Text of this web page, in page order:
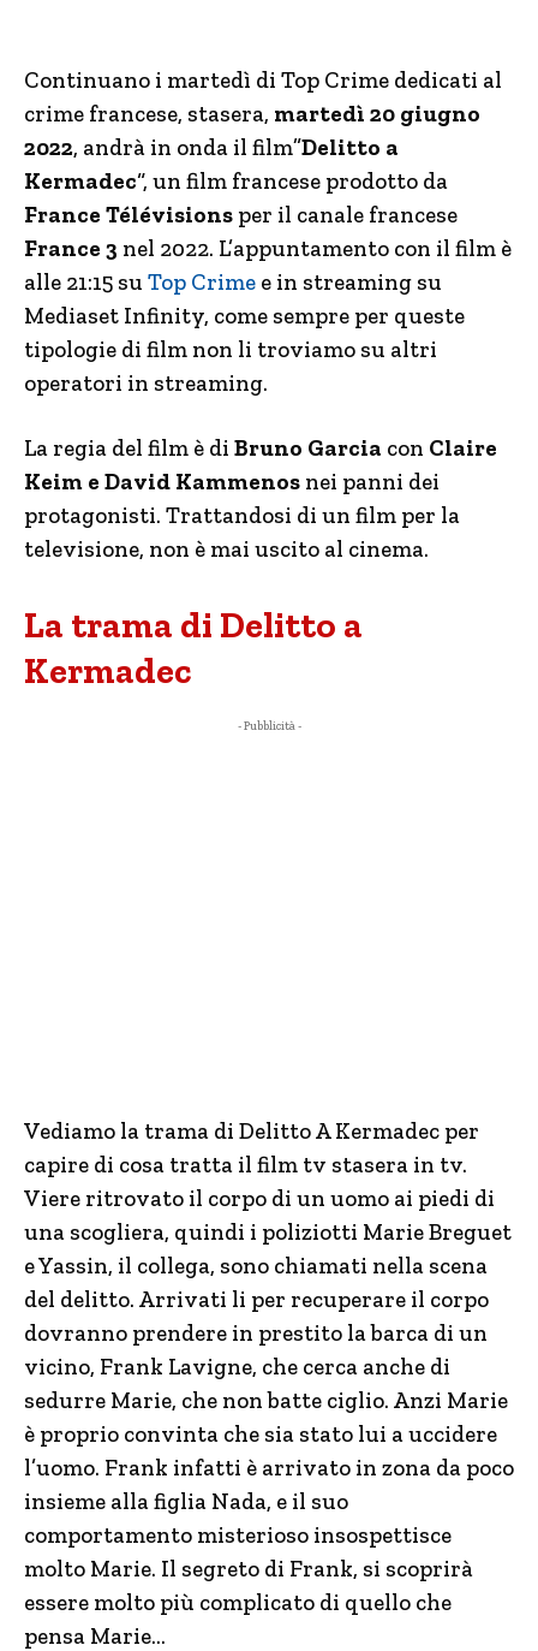
Continuano i martedì di Top Crime dedicati al
crime francese, stasera, martedì 20 giugno
2022, andrà in onda il film”Delitto a
Kermadec“, un film francese prodotto da
France Télévisions per il canale francese
France 3 nel 2022. L’appuntamento con il film è
alle 21:15 su Top Crime e in streaming su
Mediaset Infinity, come sempre per queste
tipologie di film non li troviamo su altri
operatori in streaming.
La regia del film è di Bruno Garcia con Claire
Keim e David Kammenos nei panni dei
protagonisti. Trattandosi di un film per la
televisione, non è mai uscito al cinema.
La trama di Delitto a
Kermadec
- Pubblicità -
Vediamo la trama di Delitto A Kermadec per
capire di cosa tratta il film tv stasera in tv.
Viere ritrovato il corpo di un uomo ai piedi di
una scogliera, quindi i poliziotti Marie Breguet
e Yassin, il collega, sono chiamati nella scena
del delitto. Arrivati li per recuperare il corpo
dovranno prendere in prestito la barca di un
vicino, Frank Lavigne, che cerca anche di
sedurre Marie, che non batte ciglio. Anzi Marie
è proprio convinta che sia stato lui a uccidere
l’uomo. Frank infatti è arrivato in zona da poco
insieme alla figlia Nada, e il suo
comportamento misterioso insospettisce
molto Marie. Il segreto di Frank, si scoprirà
essere molto più complicato di quello che
pensa Marie…